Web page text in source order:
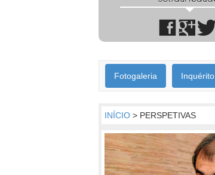
Fotogaleria Inquérito
INÍCIO > PERSPETIVAS